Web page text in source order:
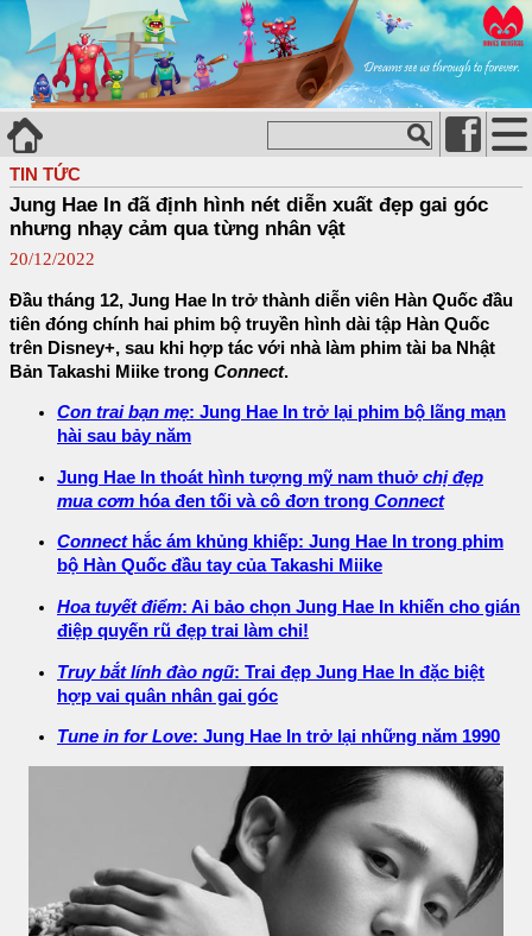
TIN TỨC
Jung Hae In đã định hình nét diễn xuất đẹp gai góc
nhưng nhạy cảm qua từng nhân vật
20/12/2022
Đầu tháng 12, Jung Hae In trở thành diễn viên Hàn Quốc đầu
tiên đóng chính hai phim bộ truyền hình dài tập Hàn Quốc
trên Disney+, sau khi hợp tác với nhà làm phim tài ba Nhật
Bản Takashi Miike trong Connect.
Con trai bạn mẹ: Jung Hae In trở lại phim bộ lãng mạn
hài sau bảy năm
Jung Hae In thoát hình tượng mỹ nam thuở chị đẹp
mua cơm hóa đen tối và cô đơn trong Connect
Connecthắc ám khủng khiếp: Jung Hae In trong phim
bộ Hàn Quốc đầu tay của Takashi Miike
Hoa tuyết điểm: Ai bảo chọn Jung Hae In khiến cho gián
điệp quyến rũ đẹp trai làm chi!
Truy bắt lính đào ngũ: Trai đẹp Jung Hae In đặc biệt
hợp vai quân nhân gai góc
Tune in for Love: Jung Hae In trở lại những năm 1990